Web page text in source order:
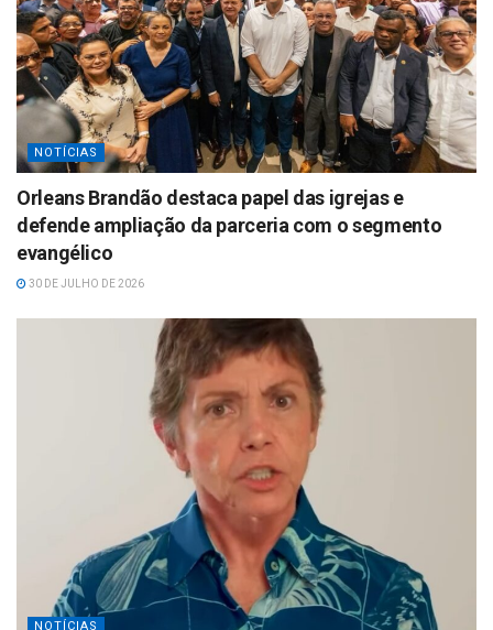
NOTÍCIAS
Orleans Brandão destaca papel das igrejas e
defende ampliação da parceria com o segmento
evangélico
30 DE JULHO DE 2026
NOTÍCIAS